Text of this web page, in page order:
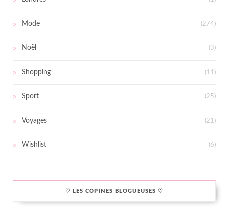
Mode (274)
Noël (3)
Shopping (11)
Sport (25)
Voyages (21)
Wishlist (6)
♡ LES COPINES BLOGUEUSES ♡